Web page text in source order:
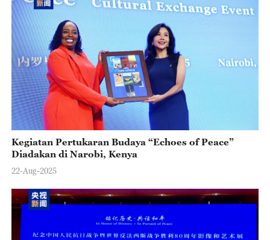
Kegiatan Pertukaran Budaya “Echoes of Peace”
Diadakan di Narobi, Kenya
22-Aug-2025